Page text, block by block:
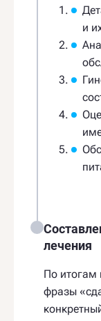
и
лечения
По итогам
фразы